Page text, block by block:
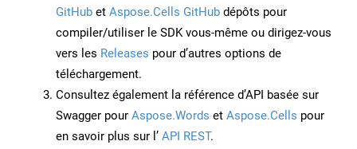
GitHub et Aspose.Cells GitHub dépôts pour
compiler/utiliser le SDK vous-même ou dirigez-vous
vers les Releases pour d’autres options de
téléchargement.
Consultez également la référence d’API basée sur
Swagger pour Aspose.Words et Aspose.Cells pour
en savoir plus sur l’ API REST.